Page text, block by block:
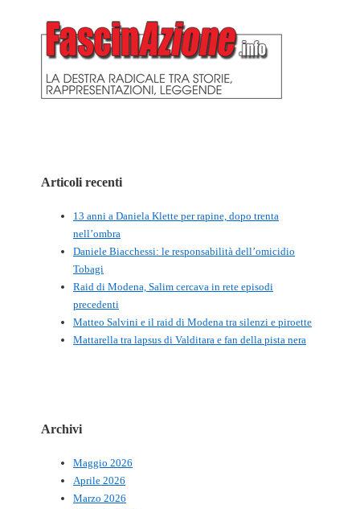
Articoli recenti
13 anni a Daniela Klette per rapine, dopo trenta
nell’ombra
Daniele Biacchessi: le responsabilità dell’omicidio
Tobagi
Raid di Modena, Salim cercava in rete episodi
precedenti
Matteo Salvini e il raid di Modena tra silenzi e piroette
Mattarella tra lapsus di Valditara e fan della pista nera
Archivi
Maggio 2026
Aprile 2026
Marzo 2026